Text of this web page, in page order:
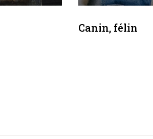
Canin, félin